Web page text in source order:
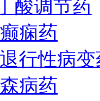
酸调节药
痫药
行性病
病药